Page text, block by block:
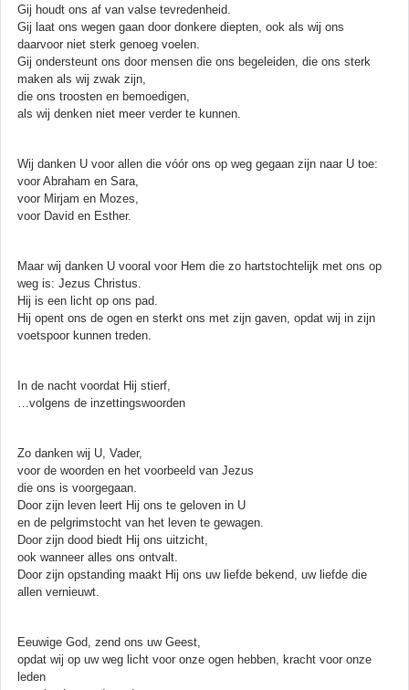
Gij houdt ons af van valse tevredenheid.
Gij laat ons wegen gaan door donkere diepten, ook als wij ons
daarvoor niet sterk genoeg voelen.
Gij ondersteunt ons door mensen die ons begeleiden, die ons sterk
maken als wij zwak zijn,
die ons troosten en bemoedigen,
als wij denken niet meer verder te kunnen.
Wij danken U voor allen die vóór ons op weg gegaan zijn naar U toe:
voor Abraham en Sara,
voor Mirjam en Mozes,
voor David en Esther.
Maar wij danken U vooral voor Hem die zo hartstochtelijk met ons op
weg is: Jezus Christus.
Hij is een licht op ons pad.
Hij opent ons de ogen en sterkt ons met zijn gaven, opdat wij in zijn
voetspoor kunnen treden.
In de nacht voordat Hij stierf,
…volgens de inzettingswoorden
Zo danken wij U, Vader,
voor de woorden en het voorbeeld van Jezus
die ons is voorgegaan.
Door zijn leven leert Hij ons te geloven in U
en de pelgrimstocht van het leven te gewagen.
Door zijn dood biedt Hij ons uitzicht,
ook wanneer alles ons ontvalt.
Door zijn opstanding maakt Hij ons uw liefde bekend, uw liefde die
allen vernieuwt.
Eeuwige God, zend ons uw Geest,
opdat wij op uw weg licht voor onze ogen hebben, kracht voor onze
leden